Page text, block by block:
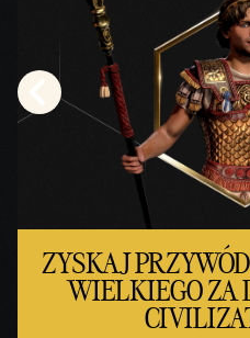
ZYSKAJ
WIELKIEGO ZA